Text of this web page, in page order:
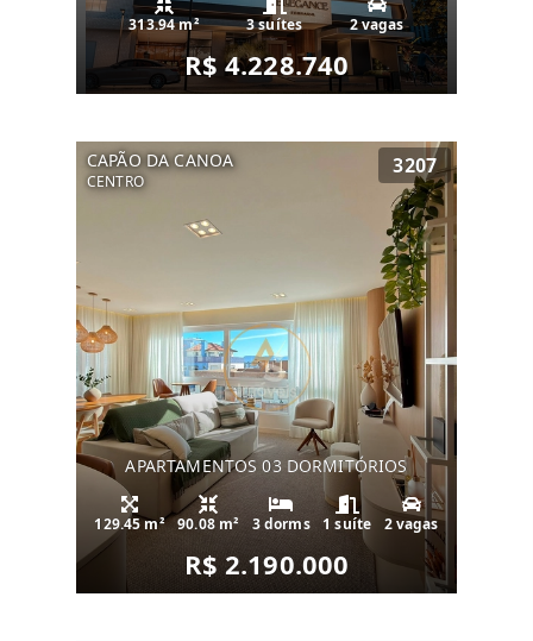
313.94 m² 3 suítes 2 vagas
R$ 4.228.740
CAPÃO DA CANOA
CENTRO
3207
APARTAMENTOS 03 DORMITÓRIOS
129.45 m² 90.08 m² 3 dorms 1 suíte 2 vagas
R$ 2.190.000